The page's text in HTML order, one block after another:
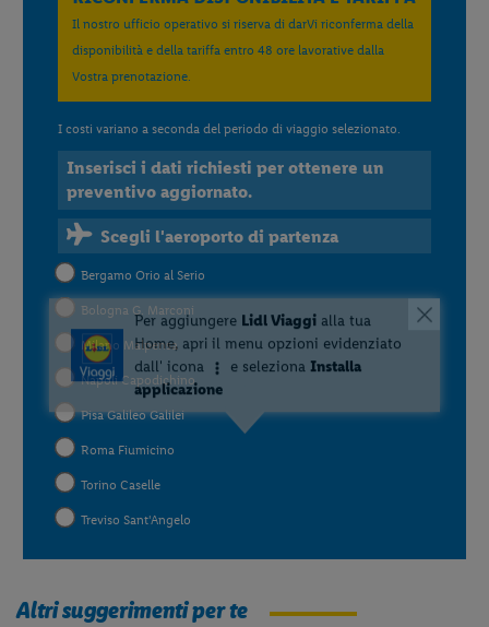
Il nostro ufficio operativo si riserva di darVi riconferma della
disponibilità e della tariffa entro 48 ore lavorative dalla
Vostra prenotazione.
I costi variano a seconda del periodo di viaggio selezionato.
Inserisci i dati richiesti per ottenere un
preventivo aggiornato.
Scegli l'aeroporto di partenza
Bergamo Orio al Serio
Bologna G. Marconi
Milano Malpensa
Napoli Capodichino
Pisa Galileo Galilei
Roma Fiumicino
Torino Caselle
Treviso Sant'Angelo
Altri suggerimenti per te